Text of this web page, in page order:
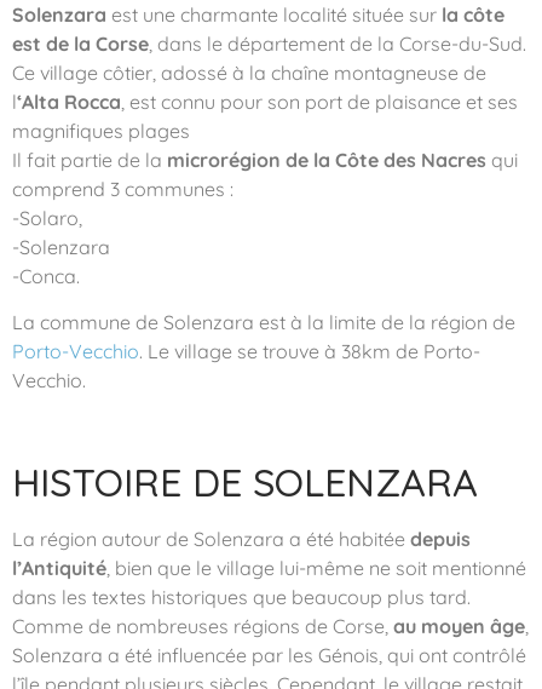
Solenzara est une charmante localité située sur la côte
est de la Corse , dans le département de la Corse-du-Sud.
Ce village côtier, adossé à la chaîne montagneuse de
l‘Alta Rocca , est connu pour son port de plaisance et ses
magnifiques plages
Il fait partie de la microrégion de la Côte des Nacres qui
comprend 3 communes :
-Solaro,
-Solenzara
-Conca.
La commune de Solenzara est à la limite de la région de
Porto-Vecchio. Le village se trouve à 38km de Porto-
Vecchio.
HISTOIRE DE SOLENZARA
La région autour de Solenzara a été habitée depuis
l’Antiquité , bien que le village lui-même ne soit mentionné
dans les textes historiques que beaucoup plus tard.
Comme de nombreuses régions de Corse, au moyen âge
Solenzara a été influencée par les Génois, qui ont contrôlé
l’île pendant plusieurs siècles. Cependant, le village restait